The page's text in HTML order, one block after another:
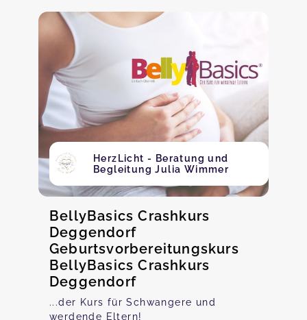
HerzLicht - Beratung und
Begleitung Julia Wimmer
BellyBasics Crashkurs
Deggendorf
Geburtsvorbereitungskurs
BellyBasics Crashkurs
Deggendorf
...der Kurs für Schwangere und
werdende Eltern!